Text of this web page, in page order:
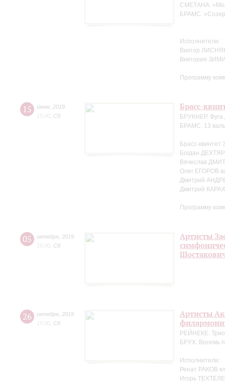
СМЕТАНА.
БРАМС.
Исполнители:
Виктор
Виктория
Программу
15 июня 2019
15:00 Сб
Брасс-
БРУКНЕР. Фуга
БРАМС. 13
Брасс-квинтет
Богдан
Вячеслав
Олег ЕГОРОВ
Дмитрий
Дмитрий
Программу
05 октября 2019
15:00 Сб
Артисты
26 октября 2019
15:00 Сб
Артисты
РЕЙНЕКЕ. Трио
БРУХ. Восемь
Исполнители:
Ренат РАКОВ
Игорь